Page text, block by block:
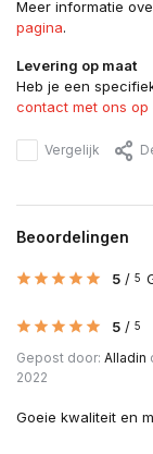
Meer informatie
pagina.
Levering op maat
Heb je een
contact met ons op
Vergelijk
Beoordelingen
5 / 5
5 / 5
Gepost door: Alladin
2022
Goeie kwaliteit en